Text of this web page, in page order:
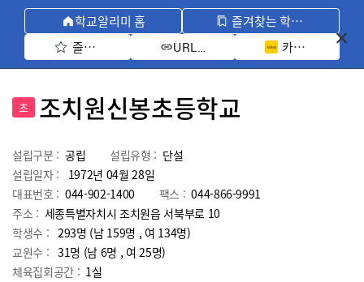
학교알리미 홈
즐겨찾는 학교 모아보기
즐겨찾기 선택
URL 복사 카카오톡 공유
초 조치원신봉초등학교
설립구분 : 공립 설립유형 : 단설
설립일자 :
1972년 04월 28일
대표번호 : 044-902-1400 팩스 : 044-866-9991
주소 : 세종특별자치시 조치원읍 서북부로 10
학생수 : 293명 (남 159명 , 여 134명)
교원수 : 31명 (남 6명 , 여25명)
체육집회공간 : 1실